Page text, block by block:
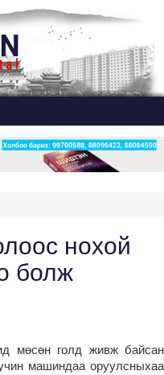
нохой
болж
мөсөн голд живж байсан
машиндаа оруулсныхаа